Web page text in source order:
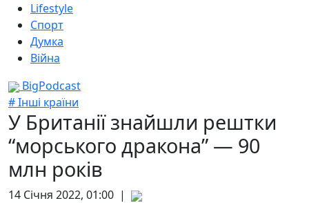
Lifestyle
Спорт
Думка
Війна
BigPodcast
# Інші країни
У Британії знайшли рештки
“морського дракона” — 90
млн років
14 Січня 2022, 01:00 |